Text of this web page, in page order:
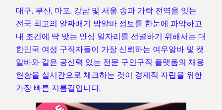
대구, 부산, 마포, 강남 및 서울 송파 가락 전역을 잇는
전국 최고의 알짜배기 밤알바 정보를 한눈에 파악하고
내 조건에 딱 맞는 안심 일자리를 선별하기 위해서는 대
한민국 여성 구직자들이 가장 신뢰하는 여우알바 및 캣
알바와 같은 공신력 있는 전문 구인구직 플랫폼의 채용
현황을 실시간으로 체크하는 것이 경제적 자립을 위한
가장 빠른 지름길입니다.